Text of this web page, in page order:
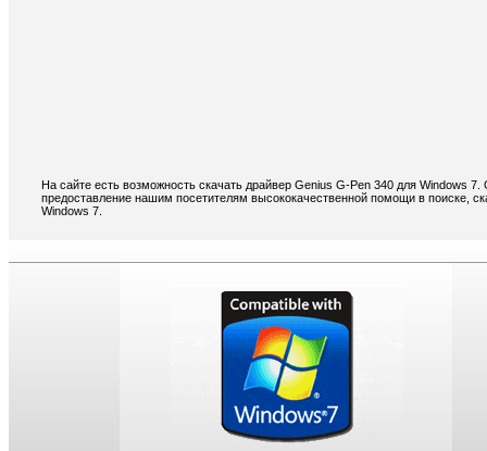
На сайте есть возможность скачать драйвер Genius G-Pen 340 для Windows
предоставление нашим посетителям высококачественной помощи в поиске,
Windows 7.